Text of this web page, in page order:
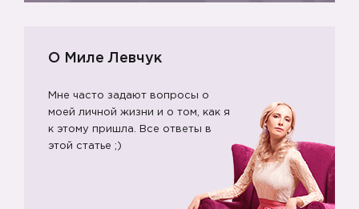
О Миле Левчук
Мне часто задают вопросы о
моей личной жизни и о том, как я
к этому пришла. Все ответы в
этой статье ;)